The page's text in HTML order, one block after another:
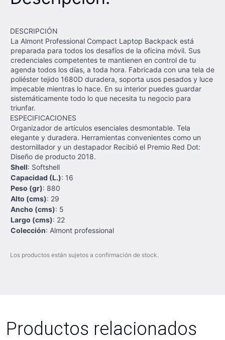
DESCRIPCIÓN
La Almont Professional Compact Laptop Backpack está
preparada para todos los desafíos de la oficina móvil. Sus
credenciales competentes te mantienen en control de tu
agenda todos los días, a toda hora. Fabricada con una tela de
poliéster tejido 1680D duradera, soporta usos pesados y luce
impecable mientras lo hace. En su interior puedes guardar
sistemáticamente todo lo que necesita tu negocio para
triunfar.
ESPECIFICACIONES
Organizador de artículos esenciales desmontable. Tela
elegante y duradera. Herramientas convenientes como un
destornillador y un destapador Recibió el Premio Red Dot:
Diseño de producto 2018.
Shell: Softshell
Capacidad (L.): 16
Peso (gr): 880
Alto (cms): 29
Ancho (cms): 5
Largo (cms): 22
Colección: Almont professional
Los productos están sujetos a confirmación de stock.
Productos relacionados